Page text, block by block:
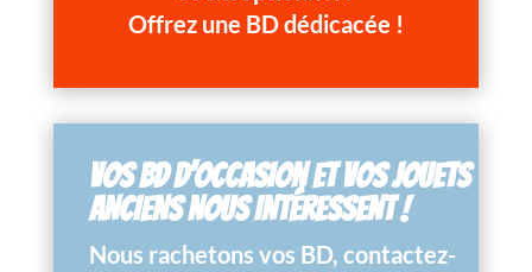
Offrez une BD dédicacée !
VOS BD D’OCCASION ET VOS JOUETS
ANCIENS NOUS INTÉRESSENT !
Nous rachetons vos BD, contactez-